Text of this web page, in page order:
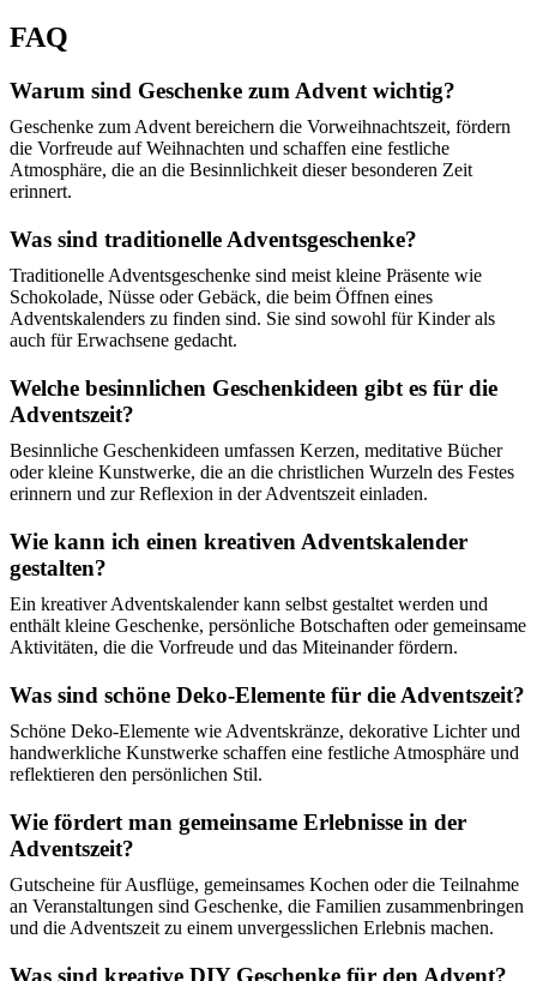
FAQ
Warum sind Geschenke zum Advent wichtig?
Geschenke zum Advent bereichern die Vorweihnachtszeit, fördern
die Vorfreude auf Weihnachten und schaffen eine festliche
Atmosphäre, die an die Besinnlichkeit dieser besonderen Zeit
erinnert.
Was sind traditionelle Adventsgeschenke?
Traditionelle Adventsgeschenke sind meist kleine Präsente wie
Schokolade, Nüsse oder Gebäck, die beim Öffnen eines
Adventskalenders zu finden sind. Sie sind sowohl für Kinder als
auch für Erwachsene gedacht.
Welche besinnlichen Geschenkideen gibt es für die
Adventszeit?
Besinnliche Geschenkideen umfassen Kerzen, meditative Bücher
oder kleine Kunstwerke, die an die christlichen Wurzeln des Festes
erinnern und zur Reflexion in der Adventszeit einladen.
Wie kann ich einen kreativen Adventskalender
gestalten?
Ein kreativer Adventskalender kann selbst gestaltet werden und
enthält kleine Geschenke, persönliche Botschaften oder gemeinsame
Aktivitäten, die die Vorfreude und das Miteinander fördern.
Was sind schöne Deko-Elemente für die Adventszeit?
Schöne Deko-Elemente wie Adventskränze, dekorative Lichter und
handwerkliche Kunstwerke schaffen eine festliche Atmosphäre und
reflektieren den persönlichen Stil.
Wie fördert man gemeinsame Erlebnisse in der
Adventszeit?
Gutscheine für Ausflüge, gemeinsames Kochen oder die Teilnahme
an Veranstaltungen sind Geschenke, die Familien zusammenbringen
und die Adventszeit zu einem unvergesslichen Erlebnis machen.
Was sind kreative DIY Geschenke für den Advent?